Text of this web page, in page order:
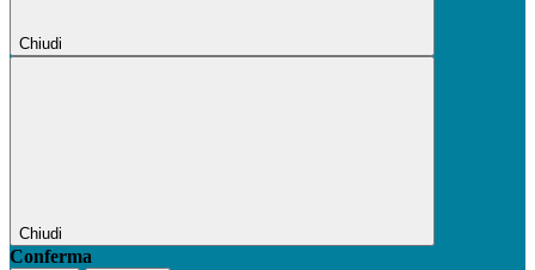
Chiudi
Chiudi
Conferma